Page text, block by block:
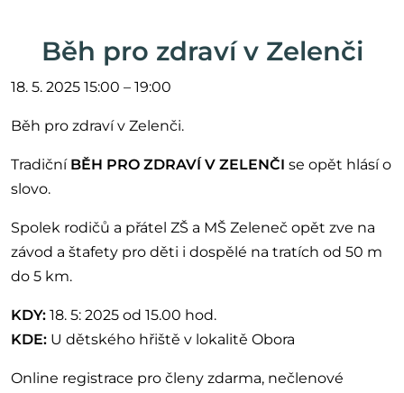
Běh pro zdraví v Zelenči
18. 5. 2025 15:00 – 19:00
Běh pro zdraví v Zelenči.
Tradiční BĚH PRO ZDRAVÍ V ZELENČI se opět hlásí o
slovo.
Spolek rodičů a přátel ZŠ a MŠ Zeleneč opět zve na
závod a štafety pro děti i dospělé na tratích od 50 m
do 5 km.
KDY: 18. 5: 2025 od 15.00 hod.
KDE: U dětského hřiště v lokalitě Obora
Online registrace pro členy zdarma, nečlenové